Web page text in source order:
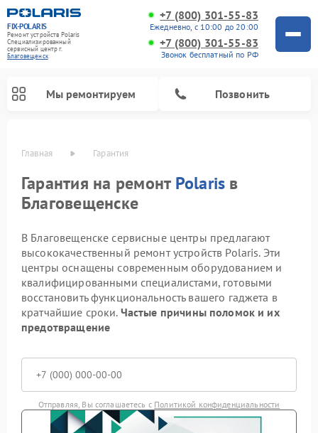
FIX-POLARIS
Ремонт устройств Polaris
Специализированный
cервисный центр г.
Благовещенск
+7 (800) 301-55-83
Ежедневно, с 10:00 до 20:00
+7 (800) 301-55-83
Звонок бесплатный по РФ
Мы ремонтируем Позвонить
Главная Гарантия
Гарантия на ремонт Polaris в
Благовещенске
В Благовещенске сервисные центры предлагают
высококачественный ремонт устройств Polaris. Эти
центры оснащены современным оборудованием и
квалифицированными специалистами, готовыми
восстановить функциональность вашего гаджета в
кратчайшие сроки. Частые причины поломок и их
предотвращение
Отправляя, Вы соглашаетесь с Политикой конфиденциальности